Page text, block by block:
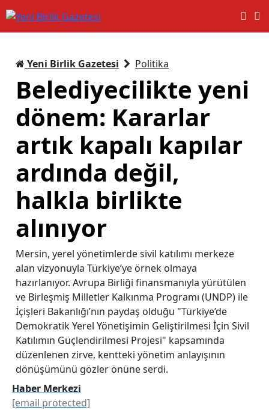
Yeni Birlik Gazetesi Politika
Belediyecilikte yeni
dönem: Kararlar
artık kapalı kapılar
ardında değil,
halkla birlikte
alınıyor
Mersin, yerel yönetimlerde sivil katılımı merkeze
alan vizyonuyla Türkiye’ye örnek olmaya
hazırlanıyor. Avrupa Birliği finansmanıyla yürütülen
ve Birleşmiş Milletler Kalkınma Programı (UNDP) ile
İçişleri Bakanlığı’nın paydaş olduğu "Türkiye’de
Demokratik Yerel Yönetişimin Geliştirilmesi İçin Sivil
Katılımın Güçlendirilmesi Projesi" kapsamında
düzenlenen zirve, kentteki yönetim anlayışının
dönüşümünü gözler önüne serdi.
Haber Merkezi
[email protected]